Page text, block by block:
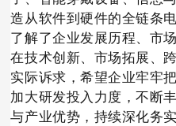
造从软件到硬件的全链条
了解了企业发展历程、市
在技术创新、市场拓展、
实际诉求，希望企业牢牢
加大研发投入力度，不断
与产业优势，持续深化务